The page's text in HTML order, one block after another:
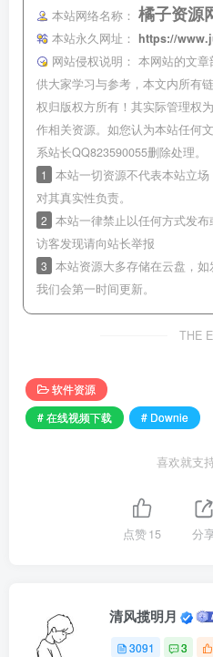
本站网络名称： 橘子资源
本站永久网址：
https://
网站侵权说明： 本网站的文章
供大家学习与参考，本文内所有
权归版权方所有！其实际管理权
作相关资源。如您认为本站任何
系站长QQ823590055删除处理。
1
本站一切资源不代表本站立
对其真实性负责。
2 本站一律禁止以任何方式发
访客发现请向站长举报
3 本站资源大多存储在云盘，
我们会第一时间更新。
THE
软件资源
# 在线视频下载
# Downie
喜欢就支
点赞15 分
清风揽明月
3091 3